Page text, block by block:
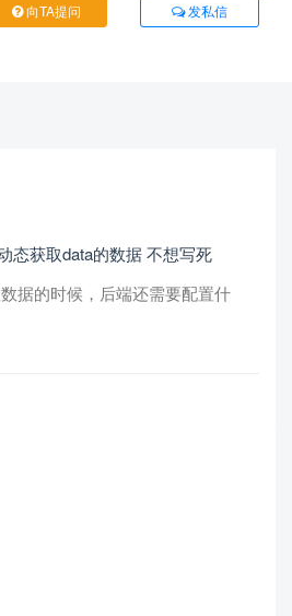
向TA提问 发私信
态获取data的数据 不想写死
据的时候，后端还需要配置什